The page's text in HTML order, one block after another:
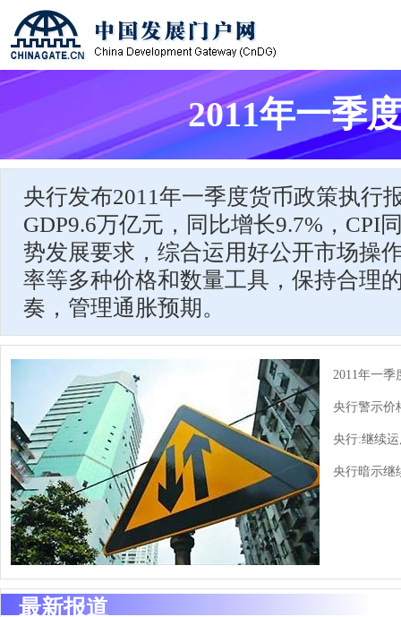
2011年一季
央行发布2011年一季度货币政策执行
GDP9.6万亿元，同比增长9.7%，CPI
势发展要求，综合运用好公开市场操
率等多种价格和数量工具，保持合理
奏，管理通胀预期。
2011年一
央行警示价
央行:继续
央行暗示继
最新报道